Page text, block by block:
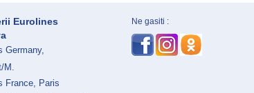
Eurolines
Germany,
France, Paris
Ne gasiti :